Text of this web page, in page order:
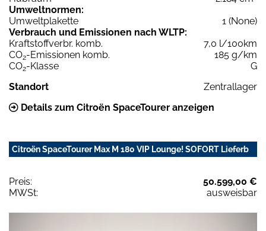
Umweltnormen:
Umweltplakette
1 (None)
Verbrauch und Emissionen nach WLTP:
Kraftstoffverbr. komb.
7,0 l/100km
CO2-Emissionen komb.
185 g/km
CO2-Klasse
G
Standort
Zentrallager
Details zum Citroën SpaceTourer anzeigen
Citroën SpaceTourer Max M 180 VIP Lounge! SOFORT Lieferb
Preis:
50.599,00 €
MWSt:
ausweisbar